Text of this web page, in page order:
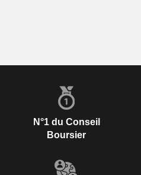
N°1 du Conseil
Boursier